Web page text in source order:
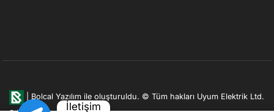
Bolcal Yazılım ile oluşturuldu. © Tüm hakları Uyum Elektrik Ltd.
İletişim